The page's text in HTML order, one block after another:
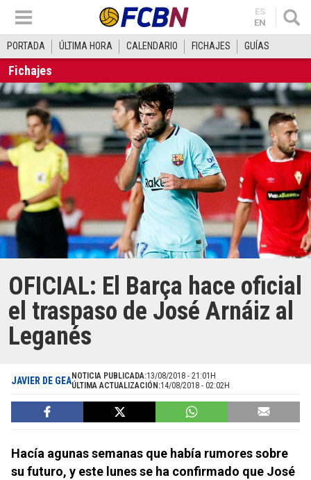
ES
EN
PORTADA ÚLTIMA HORA CALENDARIO FICHAJES GUÍAS
Fichajes
OFICIAL: El Barça hace oficial
el traspaso de José Arnáiz al
Leganés
JAVIER DE GEANOTICIA PUBLICADA:13/08/2018 - 21:01H
ÚLTIMA ACTUALIZACIÓN:14/08/2018 - 02:02H
Hacía agunas semanas que había rumores sobre
su futuro, y este lunes se ha confirmado que José